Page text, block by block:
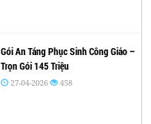
Gói An Táng Phục Sinh Công Giáo –
Trọn Gói 145 Triệu
27-04-2026 458